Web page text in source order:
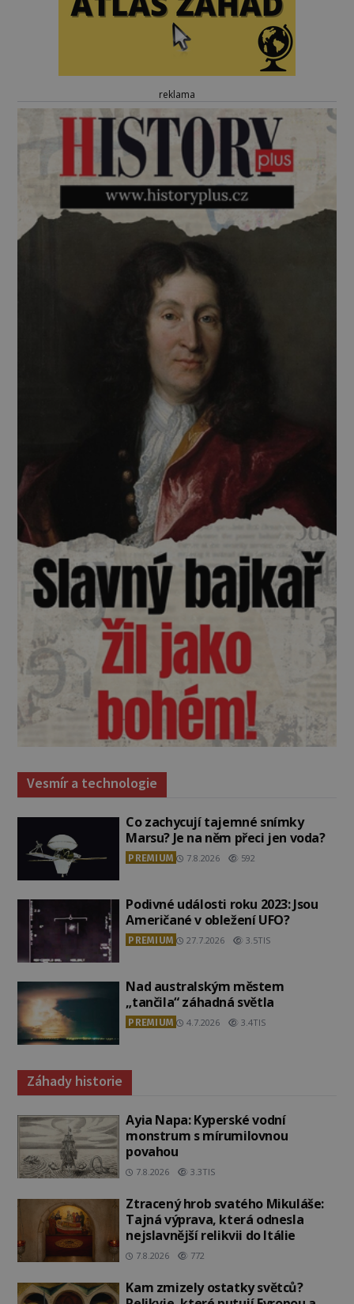
reklama
Vesmír a technologie
Co zachycují tajemné snímky
Marsu? Je na něm přeci jen voda?
PREMIUM 7.8.2026 592
Podivné události roku 2023: Jsou
Američané v obležení UFO?
PREMIUM 27.7.2026 3.5TIS
Nad australským městem
„tančila“ záhadná světla
PREMIUM 4.7.2026 3.4TIS
Záhady historie
Ayia Napa: Kyperské vodní
monstrum s mírumilovnou
povahou
7.8.2026 3.3TIS
Ztracený hrob svatého Mikuláše:
Tajná výprava, která odnesla
nejslavnější relikvii do Itálie
7.8.2026 772
Kam zmizely ostatky světců?